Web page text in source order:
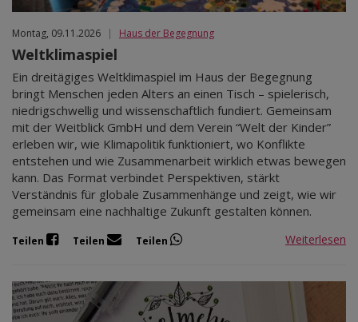
Montag, 09.11.2026 | Haus der Begegnung
Weltklimaspiel
Ein dreitägiges Weltklimaspiel im Haus der Begegnung
bringt Menschen jeden Alters an einen Tisch – spielerisch,
niedrigschwellig und wissenschaftlich fundiert. Gemeinsam
mit der Weitblick GmbH und dem Verein “Welt der Kinder”
erleben wir, wie Klimapolitik funktioniert, wo Konflikte
entstehen und wie Zusammenarbeit wirklich etwas bewegen
kann. Das Format verbindet Perspektiven, stärkt
Verständnis für globale Zusammenhänge und zeigt, wie wir
gemeinsam eine nachhaltige Zukunft gestalten können.
Teilen Teilen Teilen Weiterlesen